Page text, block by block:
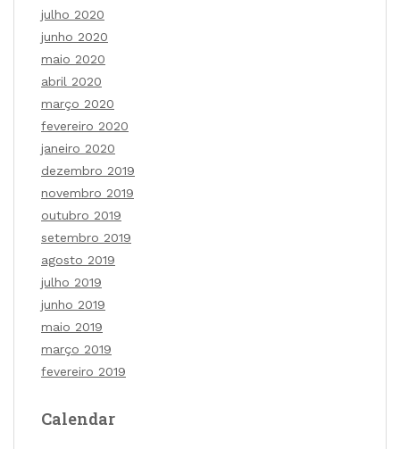
julho 2020
junho 2020
maio 2020
abril 2020
março 2020
fevereiro 2020
janeiro 2020
dezembro 2019
novembro 2019
outubro 2019
setembro 2019
agosto 2019
julho 2019
junho 2019
maio 2019
março 2019
fevereiro 2019
Calendar